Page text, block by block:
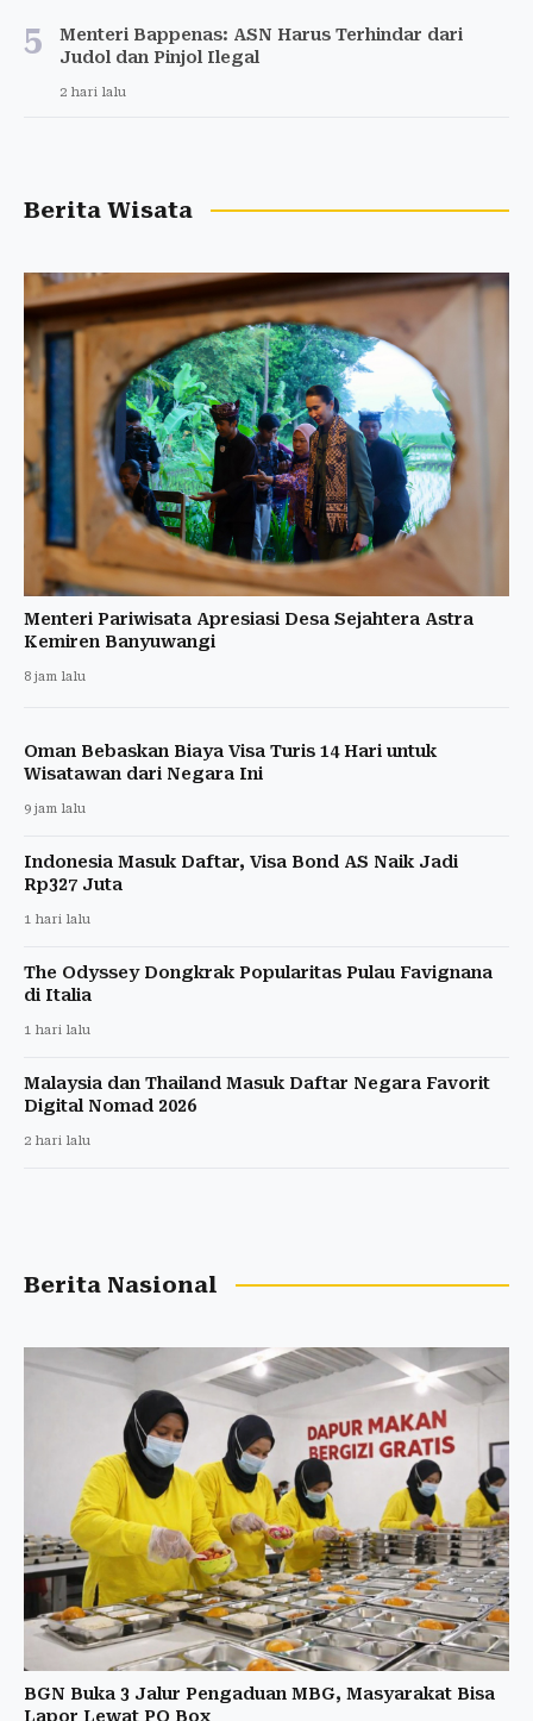
5
Menteri Bappenas: ASN Harus Terhindar dari
Judol dan Pinjol Ilegal
2 hari lalu
Berita Wisata
Menteri Pariwisata Apresiasi Desa Sejahtera Astra
Kemiren Banyuwangi
8 jam lalu
Oman Bebaskan Biaya Visa Turis 14 Hari untuk
Wisatawan dari Negara Ini
9 jam lalu
Indonesia Masuk Daftar, Visa Bond AS Naik Jadi
Rp327 Juta
1 hari lalu
The Odyssey Dongkrak Popularitas Pulau Favignana
di Italia
1 hari lalu
Malaysia dan Thailand Masuk Daftar Negara Favorit
Digital Nomad 2026
2 hari lalu
Berita Nasional
BGN Buka 3 Jalur Pengaduan MBG, Masyarakat Bisa
Lapor Lewat PO Box